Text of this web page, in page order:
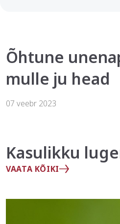
Õhtune
mulle ju head
07 veebr 2023
Kasulikku
VAATA KÕIKI